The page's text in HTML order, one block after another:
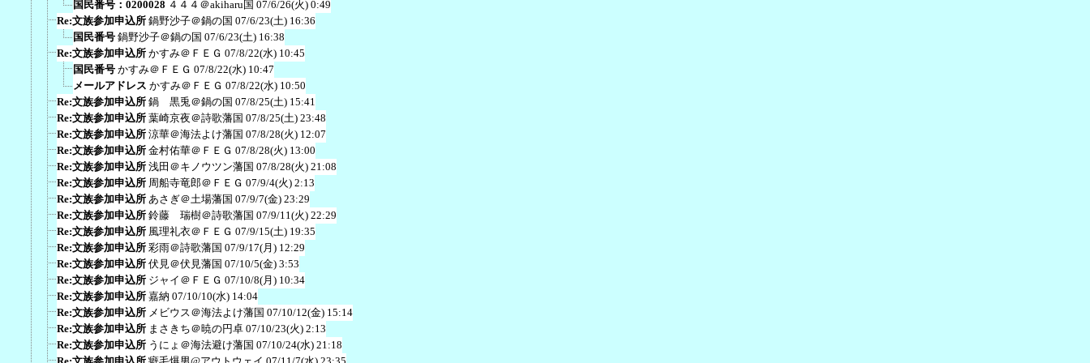
国民番号：0200028 ４４４＠akiharu国 07/6/26(火) 0:49
Re:文族参加申込所 鍋野沙子＠鍋の国 07/6/23(土) 16:36
国民番号 鍋野沙子＠鍋の国 07/6/23(土) 16:38
Re:文族参加申込所 かすみ＠ＦＥＧ 07/8/22(水) 10:45
国民番号 かすみ＠ＦＥＧ 07/8/22(水) 10:47
メールアドレス かすみ＠ＦＥＧ 07/8/22(水) 10:50
Re:文族参加申込所 鍋 黒兎＠鍋の国 07/8/25(土) 15:41
Re:文族参加申込所 葉崎京夜＠詩歌藩国 07/8/25(土) 23:48
Re:文族参加申込所 涼華＠海法よけ藩国 07/8/28(火) 12:07
Re:文族参加申込所 金村佑華＠ＦＥＧ 07/8/28(火) 13:00
Re:文族参加申込所 浅田＠キノウツン藩国 07/8/28(火) 21:08
Re:文族参加申込所 周船寺竜郎＠ＦＥＧ 07/9/4(火) 2:13
Re:文族参加申込所 あさぎ＠土場藩国 07/9/7(金) 23:29
Re:文族参加申込所 鈴藤 瑞樹＠詩歌藩国 07/9/11(火) 22:29
Re:文族参加申込所 風理礼衣＠ＦＥＧ 07/9/15(土) 19:35
Re:文族参加申込所 彩雨＠詩歌藩国 07/9/17(月) 12:29
Re:文族参加申込所 伏見＠伏見藩国 07/10/5(金) 3:53
Re:文族参加申込所 ジャイ＠ＦＥＧ 07/10/8(月) 10:34
Re:文族参加申込所 嘉納 07/10/10(水) 14:04
Re:文族参加申込所 メビウス＠海法よけ藩国 07/10/12(金) 15:14
Re:文族参加申込所 まさきち＠暁の円卓 07/10/23(火) 2:13
Re:文族参加申込所 うにょ＠海法避け藩国 07/10/24(水) 21:18